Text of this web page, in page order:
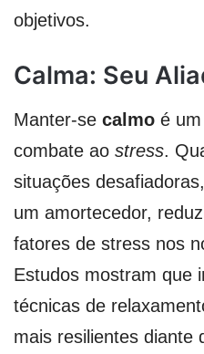
objetivos.
Calma: Seu
Manter-se calmo é
combate ao stress.
situações
um amortecedor,
fatores de stress nos
Estudos mostram que
técnicas de
mais resilientes diante